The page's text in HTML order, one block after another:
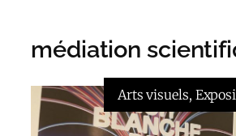
médiation
Arts visuels,